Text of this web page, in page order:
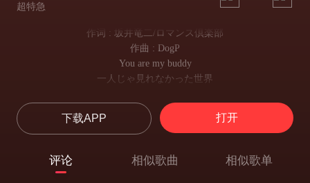
超特急
作词 : 坂井竜二/ロマンス倶楽部
作曲 : DogP
You are my buddy
一人じゃ見れなかった世界
僕らしか見れない未来
只有我们才能看到的未来
イロトリドリ光るいのちの瞬き
感受着这五颜六色
感じながら
下载APP 打开
评论 相似歌曲 相似歌单